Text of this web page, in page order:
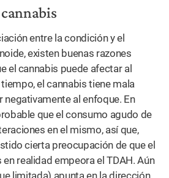
entre la condición y el
existen buenas razones
el cannabis puede afectar al
el cannabis tiene mala
al enfoque. En
que el consumo agudo de
en el mismo, así que,
cierta preocupación de que el
realidad empeora el TDAH. Aún